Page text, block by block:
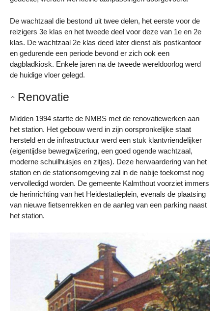
De wachtzaal die bestond uit twee delen, het eerste voor de
reizigers 3e klas en het tweede deel voor deze van 1e en 2e
klas. De wachtzaal 2e klas deed later dienst als postkantoor
en gedurende een periode bevond er zich ook een
dagbladkiosk. Enkele jaren na de tweede wereldoorlog werd
de huidige vloer gelegd.
Renovatie
Midden 1994 startte de NMBS met de renovatiewerken aan
het station. Het gebouw werd in zijn oorspronkelijke staat
hersteld en de infrastructuur werd een stuk klantvriendelijker
(eigentijdse bewegwijzering, een goed ogende wachtzaal,
moderne schuilhuisjes en zitjes). Deze herwaardering van het
station en de stationsomgeving zal in de nabije toekomst nog
vervolledigd worden. De gemeente Kalmthout voorziet immers
de herinrichting van het Heidestatieplein, evenals de plaatsing
van nieuwe fietsenrekken en de aanleg van een parking naast
het station.